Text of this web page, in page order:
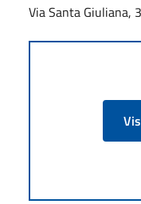
Via Santa Giuliana,